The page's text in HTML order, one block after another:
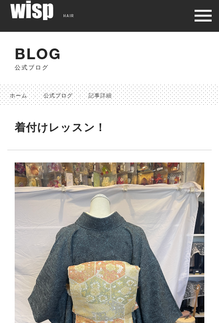
BLOG
公式ブログ
ホーム 公式ブログ 記事詳細
着付けレッスン！
HAIR